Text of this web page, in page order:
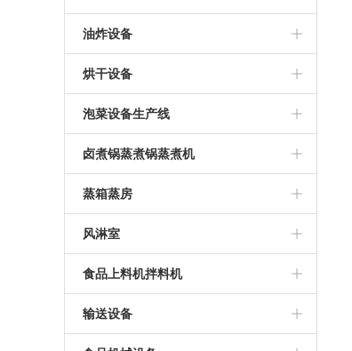
水果清洗机设备
蔬菜清洗机设备
卤煮蒸煮
漂烫机漂烫流水线
鱼油炸卤制线设备
豆干卤制流水线
油炸设备
油炸单机油炸单锅
腐竹豆皮油皮油炸流水线
花生米油炸锅油炸流水线
烘干设备
烘房烘箱
不锈钢烘干房烘干盘
烘干房烘干机烘干流水线
肉制品烘干设备
豆制品烘干设备
泡菜设备生产线
泡菜流水线
卤煮锅蒸煮锅蒸煮机
蒸煮机
蒸煮锅
卤煮锅
蒸箱蒸房
不锈钢蒸箱蒸房蒸柜
风淋室
全自动不锈钢风淋室
食品上料机拌料机
翻桶机
输送设备